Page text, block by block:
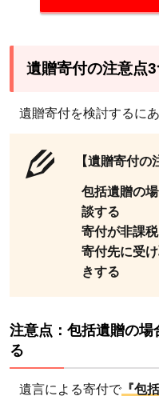
寄付
にな
体を
3.3
点：
寄付
先に
受け
取り
を確
てか
ら手
遺贈寄付の注意点
遺贈寄付を検討するに
【遺贈寄付の
包括遺贈の
談する
寄付が非課
寄付先に受
きする
注意点：包括遺贈の
る
遺言による寄付で『包